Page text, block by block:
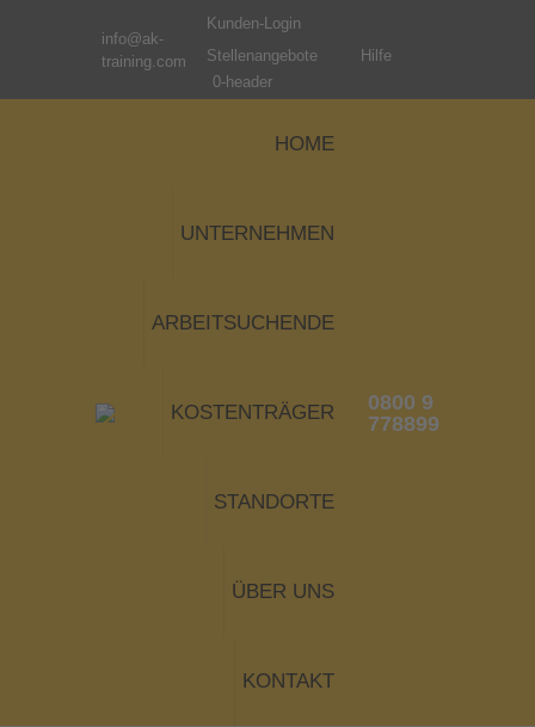
info@ak-
training.com
Kunden-Login
Stellenangebote
Hilfe
0-header
HOME
UNTERNEHMEN
ARBEITSUCHENDE
KOSTENTRÄGER
STANDORTE
ÜBER UNS
KONTAKT
0800 9
778899